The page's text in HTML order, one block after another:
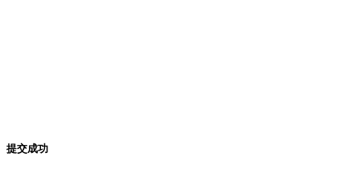
提交成功